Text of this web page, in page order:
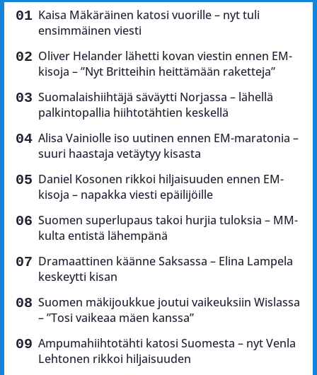
Kaisa Mäkäräinen katosi vuorille – nyt tuli
ensimmäinen viesti
Oliver Helander lähetti kovan viestin ennen EM-
kisoja – ”Nyt Britteihin heittämään raketteja”
Suomalaishiihtäjä säväytti Norjassa – lähellä
palkintopallia hiihtotähtien keskellä
Alisa Vainiolle iso uutinen ennen EM-maratonia –
suuri haastaja vetäytyy kisasta
Daniel Kosonen rikkoi hiljaisuuden ennen EM-
kisoja – napakka viesti epäilijöille
Suomen superlupaus takoi hurjia tuloksia – MM-
kulta entistä lähempänä
Dramaattinen käänne Saksassa – Elina Lampela
keskeytti kisan
Suomen mäkijoukkue joutui vaikeuksiin Wislassa
– ”Tosi vaikeaa mäen kanssa”
Ampumahiihtotähti katosi Suomesta – nyt Venla
Lehtonen rikkoi hiljaisuuden